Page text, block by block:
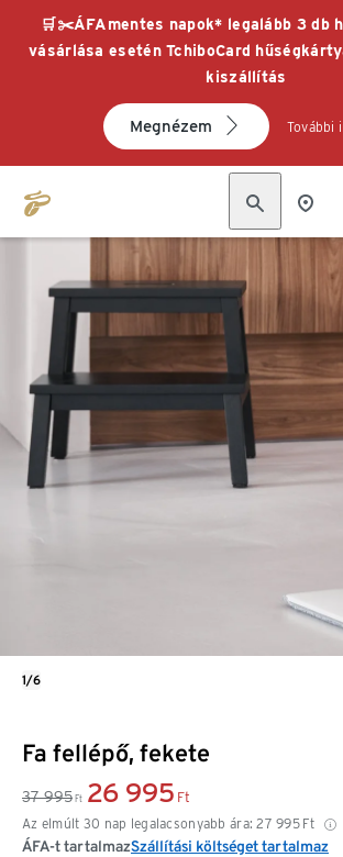
🛒✂️ÁFAmentes napok* legalább 3 db
vásárlása esetén TchiboCard
kiszállítás
Megnézem További
Fa fellépő, fekete
37 995 Ft 26 995 Ft
Az elmúlt 30 nap legalacsonyabb ára: 27 995 Ft
ÁFA-t tartalmazSzállítási költséget tartalmaz
1/6